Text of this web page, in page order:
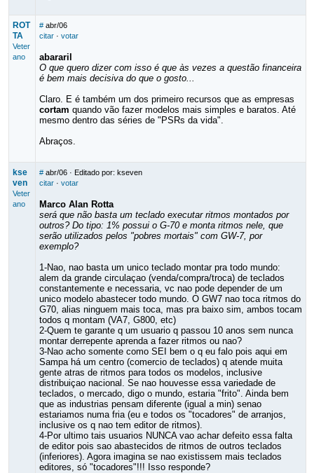
ROT
TA
Veter
ano
# abr/06
citar· votar
abararil
O que quero dizer com isso é que às vezes a questão financeira
é bem mais decisiva do que o gosto...
Claro. E é também um dos primeiro recursos que as empresas
cortam quando vão fazer modelos mais simples e baratos. Até
mesmo dentro das séries de "PSRs da vida".
Abraços.
kse
ven
Veter
ano
# abr/06· Editado por: kseven
citar· votar
Marco Alan Rotta
será que não basta um teclado executar ritmos montados por
outros? Do tipo: 1% possui o G-70 e monta ritmos nele, que
serão utilizados pelos "pobres mortais" com GW-7, por
exemplo?
1-Nao, nao basta um unico teclado montar pra todo mundo:
alem da grande circulaçao (venda/compra/troca) de teclados
constantemente e necessaria, vc nao pode depender de um
unico modelo abastecer todo mundo. O GW7 nao toca ritmos do
G70, alias ninguem mais toca, mas pra baixo sim, ambos tocam
todos q montam (VA7, G800, etc)
2-Quem te garante q um usuario q passou 10 anos sem nunca
montar derrepente aprenda a fazer ritmos ou nao?
3-Nao acho somente como SEI bem o q eu falo pois aqui em
Sampa há um centro (comercio de teclados) q atende muita
gente atras de ritmos para todos os modelos, inclusive
distribuiçao nacional. Se nao houvesse essa variedade de
teclados, o mercado, digo o mundo, estaria "frito". Ainda bem
que as industrias pensam diferente (igual a min) senao
estariamos numa fria (eu e todos os "tocadores" de arranjos,
inclusive os q nao tem editor de ritmos).
4-Por ultimo tais usuarios NUNCA vao achar defeito essa falta
de editor pois sao abastecidos de ritmos de outros teclados
(inferiores). Agora imagina se nao existissem mais teclados
editores, só "tocadores"!!! Isso responde?